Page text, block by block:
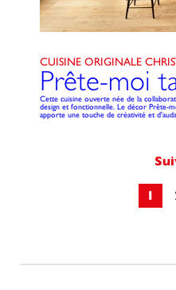
CUISINE ORIGINALE
Prête-moi
Cette cuisine ouverte née de la
design et fonctionnelle. Le décor Prête-
apporte une touche de créativité et
1